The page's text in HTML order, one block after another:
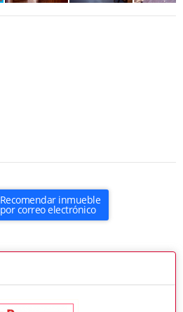
Recomendar inmueble
por correo electrónico